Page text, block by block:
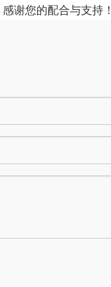
谢您的配合与支持！